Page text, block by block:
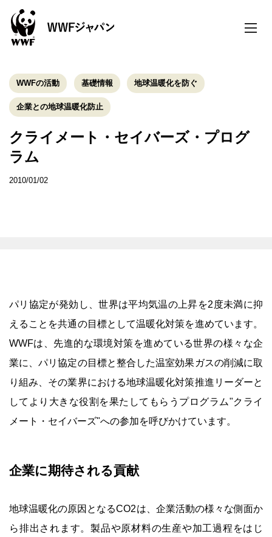
toggle
WWFの活動 基礎情報 地球温暖化を防ぐ
企業との地球温暖化防止
クライメート・セイバーズ・プログ
ラム
2010/01/02
パリ協定が発効し、世界は平均気温の上昇を2度未満に抑
えることを共通の目標として温暖化対策を進めています。
WWFは、先進的な環境対策を進めている世界の様々な企
業に、パリ協定の目標と整合した温室効果ガスの削減に取
り組み、その業界における地球温暖化対策推進リーダーと
してより大きな役割を果たしてもらうプログラム"クライ
メート・セイバーズ"への参加を呼びかけています。
企業に期待される貢献
地球温暖化の原因となるCO2は、企業活動の様々な側面か
ら排出されます。製品や原材料の生産や加工過程をはじ